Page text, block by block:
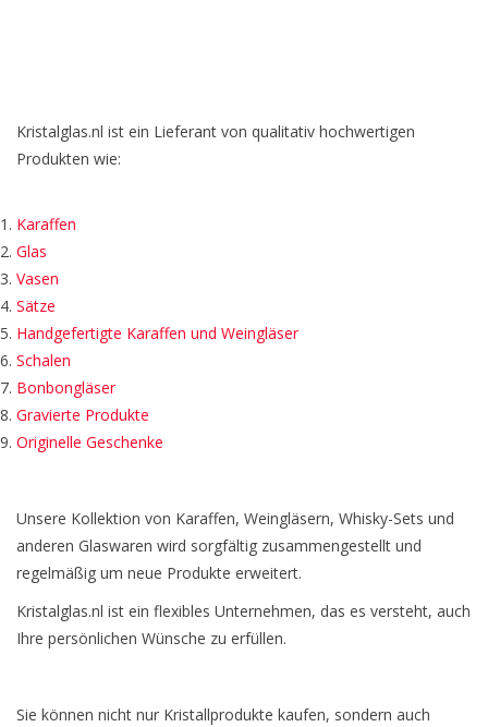
Kristalglas.nl ist ein Lieferant von qualitativ hochwertigen
Produkten wie:
Karaffen
Glas
Vasen
Sätze
Handgefertigte Karaffen und Weingläser
Schalen
Bonbongläser
Gravierte Produkte
Originelle Geschenke
Unsere Kollektion von Karaffen, Weingläsern, Whisky-Sets und
anderen Glaswaren wird sorgfältig zusammengestellt und
regelmäßig um neue Produkte erweitert.
Kristalglas.nl ist ein flexibles Unternehmen, das es versteht, auch
Ihre persönlichen Wünsche zu erfüllen.
Sie können nicht nur Kristallprodukte kaufen, sondern auch